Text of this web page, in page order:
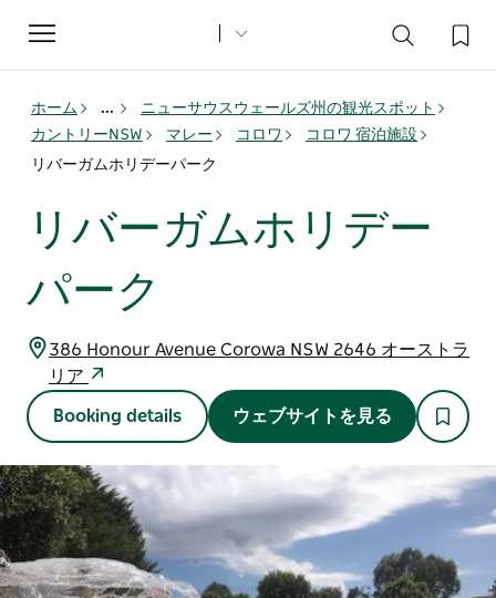
Toggle
navigation
ホーム ...
ニューサウスウェールズ州の観光スポット
カントリーNSW
マレー コロワ
コロワ 宿泊施設
リバーガムホリデーパーク
リバーガムホリデー
パーク
386 Honour Avenue Corowa NSW 2646 オーストラ
リア
Booking details ウェブサイトを見る